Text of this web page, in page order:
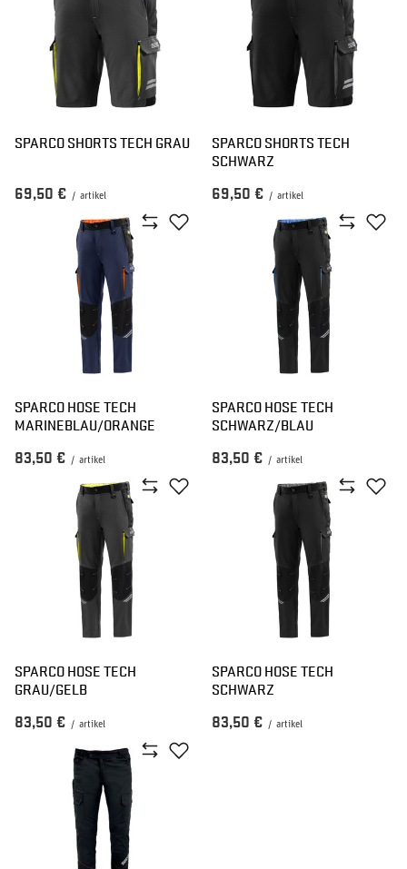
SPARCO SHORTS TECH GRAU
69,50 € / artikel
SPARCO SHORTS TECH
SCHWARZ
69,50 € / artikel
SPARCO HOSE TECH
MARINEBLAU/ORANGE
83,50 € / artikel
SPARCO HOSE TECH
SCHWARZ/BLAU
83,50 € / artikel
SPARCO HOSE TECH
GRAU/GELB
83,50 € / artikel
SPARCO HOSE TECH
SCHWARZ
83,50 € / artikel